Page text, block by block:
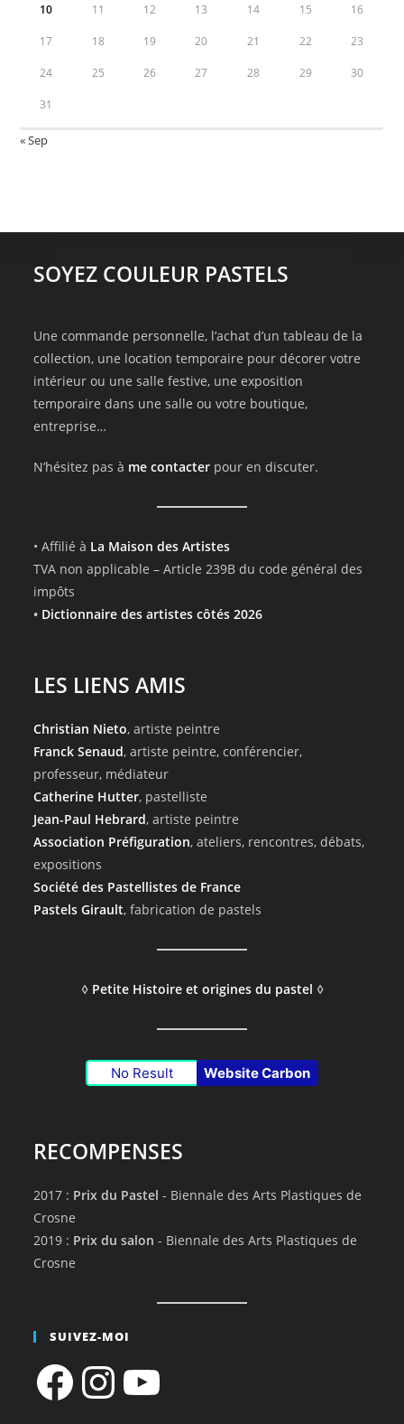
10 11 12 13 14 15 16
17 18 19 20 21 22 23
24 25 26 27 28 29 30
31
« Sep
SOYEZ COULEUR PASTELS
Une commande personnelle, l’achat d’un tableau de la
collection, une location temporaire pour décorer votre
intérieur ou une salle festive, une exposition
temporaire dans une salle ou votre boutique,
entreprise…
N’hésitez pas à me contacter pour en discuter.
• Affilié à La Maison des Artistes
TVA non applicable – Article 239B du code général des
impôts
• Dictionnaire des artistes côtés 2026
LES LIENS AMIS
Christian Nieto, artiste peintre
Franck Senaud, artiste peintre, conférencier,
professeur, médiateur
Catherine Hutter, pastelliste
Jean-Paul Hebrard, artiste peintre
Association Préfiguration, ateliers, rencontres, débats,
expositions
Société des Pastellistes de France
Pastels Girault, fabrication de pastels
◊ Petite Histoire et origines du pastel ◊
No Result Website Carbon
RECOMPENSES
2017 : Prix du Pastel - Biennale des Arts Plastiques de
Crosne
2019 : Prix du salon - Biennale des Arts Plastiques de
Crosne
SUIVEZ-MOI
FacebookInstagramYouTube